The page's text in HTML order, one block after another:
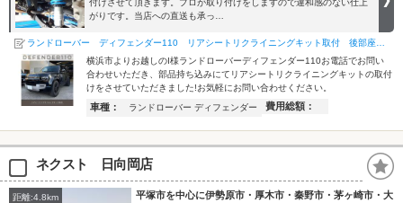
付けさせて頂きます。プロが取り付けをしますので違和感のない仕上
がりです。当店への直送も承っ…
横浜市よりお越しのI様ランドローバーディフェンダー110お電話でお問い
合わせいただき、部品持ち込みにてリアシートリクライニングキットの取付
けをさせていただきました!お気軽にお問い合わせください。
車種： ランドローバー ディフェンダー 費用総額：
ネクスト 日向岡店
距離:4.8km
平塚市を中心に伊勢原市・厚木市・秦野市・茅ヶ崎市・大